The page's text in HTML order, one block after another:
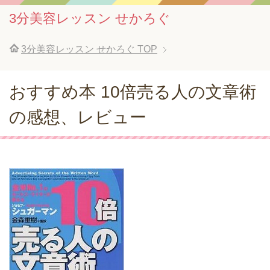
3分美容レッスン せかろぐ
3分美容レッスン せかろぐ TOP
おすすめ本 10倍売る人の文章術
の感想、レビュー